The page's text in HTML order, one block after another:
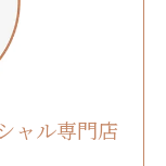
ャル専門店